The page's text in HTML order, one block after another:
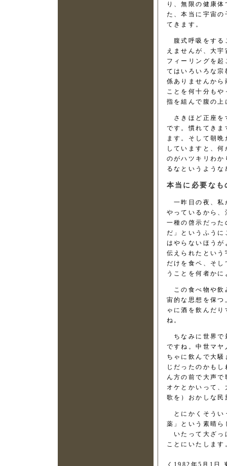
り、無限の健康
た、本当に宇宙
てきます。
腹式呼吸をする
えませんが、大
フィーリングを
てはいろいろな
係ありませんか
ことを何十分も
指を組んで腹の
さきほど正座を
です。慣れてき
ます。そして朝
していますと、
のがハツキリわ
るなというよう
本当に必要なも
一昨日の夜、私
やっているから
一種の啓示だっ
だ」というふう
はやらないほう
伝えられたとい
だけを食ペ、そ
うことを何者か
この食べ物や飲
宙的な思想を保
ゃに酒を飲んだ
ね。
ちなみに世界で
ですね。中世マ
ちゃに飲んで大
じだったのかも
ん方の前で大声
オケとかいって
歌を）おかしな
とにかくそうい
薬」という素晴
いたって大ざっ
ことにいたしま
く1982年5月1日